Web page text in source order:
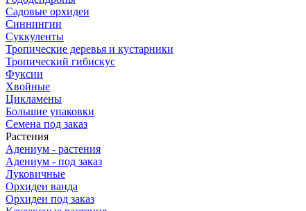
Садовые орхидеи
Синнингии
Суккуленты
Тропические деревья и кустарники
Тропический гибискус
Фуксии
Хвойные
Цикламены
Большие упаковки
Семена под заказ
Растения
Адениум - растения
Адениум - под заказ
Луковичные
Орхидеи ванда
Орхидеи под заказ